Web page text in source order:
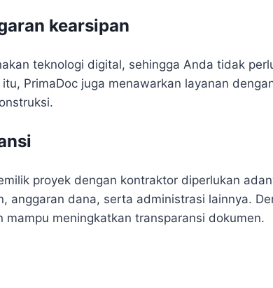
kearsipan
teknologi digital, sehingga Anda tidak
itu, PrimaDoc juga menawarkan layanan
proyek dengan kontraktor diperlukan
anggaran dana, serta administrasi lainnya.
meningkatkan transparansi dokumen.